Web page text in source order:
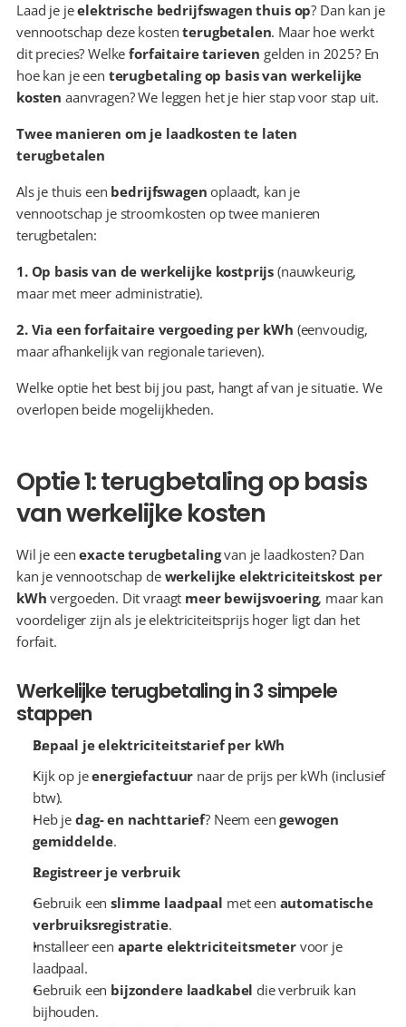
Laad je je elektrische bedrijfswagen thuis op? Dan kan je
vennootschap deze kosten terugbetalen. Maar hoe werkt
dit precies? Welke forfaitaire tarieven gelden in 2025? En
hoe kan je een terugbetaling op basis van werkelijke
kosten aanvragen? We leggen het je hier stap voor stap uit.
Twee manieren om je laadkosten te laten
terugbetalen
Als je thuis een bedrijfswagen oplaadt, kan je
vennootschap je stroomkosten op twee manieren
terugbetalen:
1. Op basis van de werkelijke kostprijs (nauwkeurig,
maar met meer administratie).
2. Via een forfaitaire vergoeding per kWh (eenvoudig,
maar afhankelijk van regionale tarieven).
Welke optie het best bij jou past, hangt af van je situatie. We
overlopen beide mogelijkheden.
Optie 1: terugbetaling op basis
van werkelijke kosten
Wil je een exacte terugbetaling van je laadkosten? Dan
kan je vennootschap de werkelijke elektriciteitskost per
kWh vergoeden. Dit vraagt meer bewijsvoering, maar kan
voordeliger zijn als je elektriciteitsprijs hoger ligt dan het
forfait.
Werkelijke terugbetaling in 3 simpele
stappen
Bepaal je elektriciteitstarief per kWh
Kijk op je energiefactuur naar de prijs per kWh (inclusief
btw).
Heb je dag- en nachttarief? Neem een gewogen
gemiddelde.
Registreer je verbruik
Gebruik een slimme laadpaal met een automatische
verbruiksregistratie.
Installeer een aparte elektriciteitsmeter voor je
laadpaal.
Gebruik een bijzondere laadkabel die verbruik kan
bijhouden.